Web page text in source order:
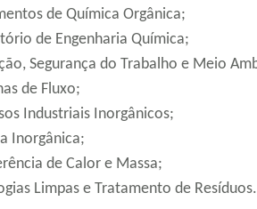
de Química Orgânica;
de Engenharia Química;
Segurança do Trabalho e Meio
de Fluxo;
Industriais Inorgânicos;
Inorgânica;
de Calor e Massa;
Limpas e Tratamento de Resíduos.